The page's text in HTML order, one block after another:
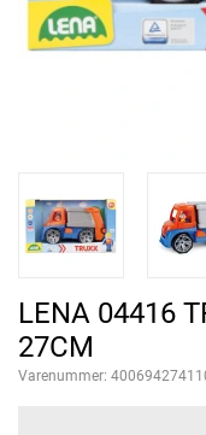
LENA 04416
27CM
Varenummer: